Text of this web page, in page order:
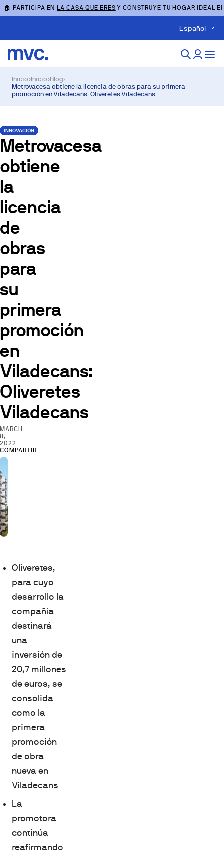
🏠 PARTICIPA ENLA CASA QUE ERES Y CONSTRUYE TU HOGAR IDEAL
Español
Inicio›Inicio›Blog›
Metrovacesa obtiene la licencia de obras para su primera
promoción en Viladecans: Oliveretes Viladecans
INNOVACIÓN
Metrovacesa
obtiene
la
licencia
de
obras
para
su
primera
promoción
en
Viladecans:
Oliveretes
Viladecans
MARCH
8,
2022
COMPARTIR
Oliveretes,
para cuyo
desarrollo la
compañía
destinará
una
inversión de
20,7 millones
de euros, se
consolida
como la
primera
promoción
de obra
nueva en
Viladecans
La
promotora
continúa
reafirmando